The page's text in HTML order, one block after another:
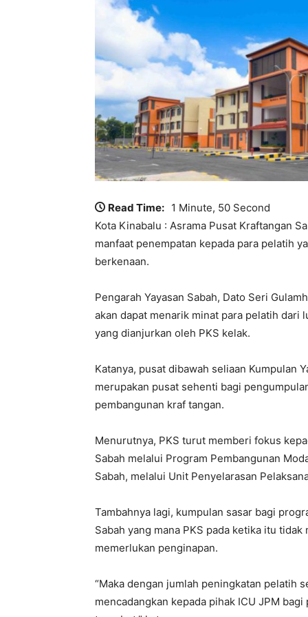
Read Time: 1 Minute, 50 Second
Kota Kinabalu : Asrama Pusat Kraftangan
manfaat penempatan kepada para pelatih
berkenaan.
Pengarah Yayasan Sabah, Dato Seri
akan dapat menarik minat para pelatih
yang dianjurkan oleh PKS kelak.
Katanya, pusat dibawah seliaan Kumpulan
merupakan pusat sehenti bagi
pembangunan kraf tangan.
Menurutnya, PKS turut memberi fokus
Sabah melalui Program Pembangunan
Sabah, melalui Unit Penyelarasan
Tambahnya lagi, kumpulan sasar bagi
Sabah yang mana PKS pada ketika itu
memerlukan penginapan.
“Maka dengan jumlah peningkatan pelatih
mencadangkan kepada pihak ICU JPM